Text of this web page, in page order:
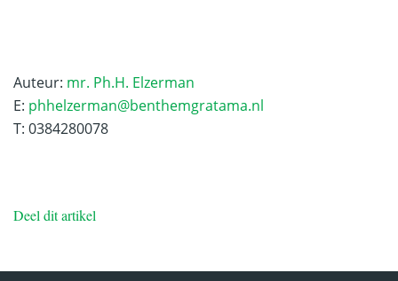
Auteur: mr. Ph.H. Elzerman
E: phhelzerman@benthemgratama.nl
T: 0384280078
Deel dit artikel